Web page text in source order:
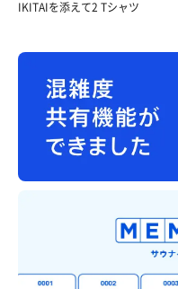
IKITAIを添えて2 Tシャツ